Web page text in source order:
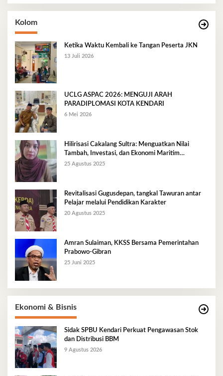
Kolom
Ketika Waktu Kembali ke Tangan Peserta JKN
13 Juli 2026
UCLG ASPAC 2026: MENGUJI ARAH
PARADIPLOMASI KOTA KENDARI
6 Mei 2026
Hilirisasi Cakalang Sultra: Menguatkan Nilai
Tambah, Investasi, dan Ekonomi Maritim
Berkelanjutan
25 Agustus 2025
Revitalisasi Gugusdepan, tangkal Tawuran antar
Pelajar melalui Pendidikan Karakter
20 Agustus 2025
Amran Sulaiman, KKSS Bersama Pemerintahan
Prabowo-Gibran
25 Juni 2025
Ekonomi & Bisnis
Sidak SPBU Kendari Perkuat Pengawasan Stok
dan Distribusi BBM
9 Agustus 2026